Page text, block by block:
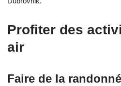
Profiter des
air
Faire de la